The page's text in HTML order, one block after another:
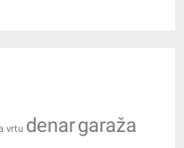
vrtu denargaraža